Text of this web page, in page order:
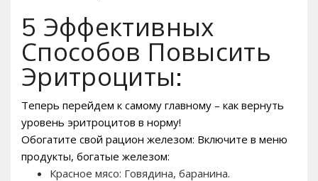
5 Эффективных
Способов Повысить
Эритроциты:
Теперь перейдем к самому главному – как вернуть
уровень эритроцитов в норму!
Обогатите свой рацион железом: Включите в меню
продукты, богатые железом:
Красное мясо: Говядина, баранина.